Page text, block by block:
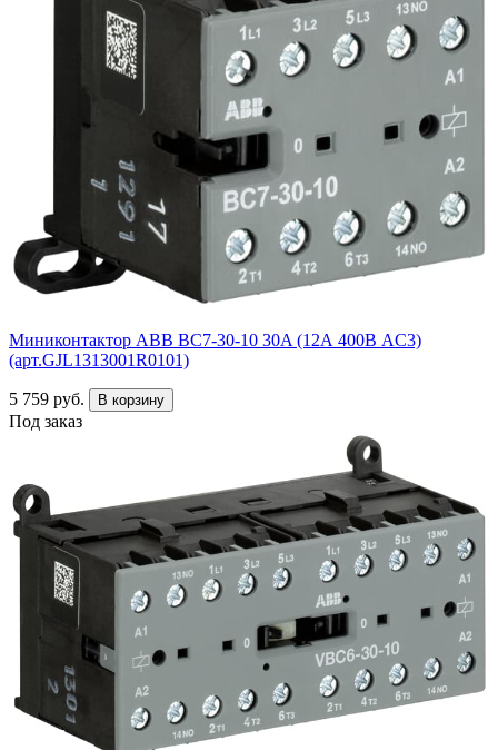
Миниконтактор ABB ВC7-30-10 30A (12А 400В AC3)
(арт.GJL1313001R0101)
5 759 руб. В корзину
Под заказ